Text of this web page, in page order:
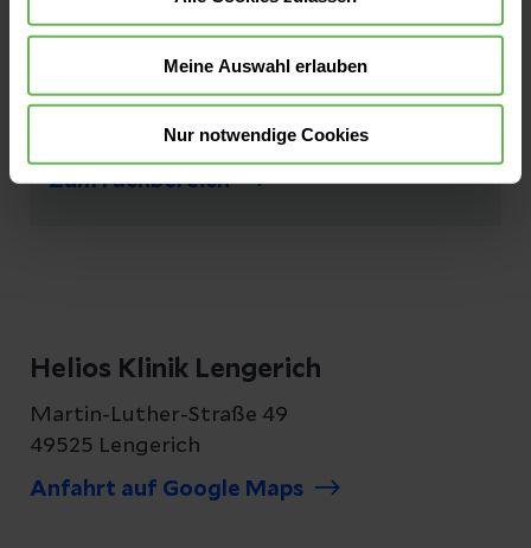
Meine Auswahl erlauben
Nur notwendige Cookies
Anästhesie
Zum Fachbereich
Helios Klinik Lengerich
Martin-Luther-Straße 49
49525 Lengerich
Anfahrt auf Google Maps